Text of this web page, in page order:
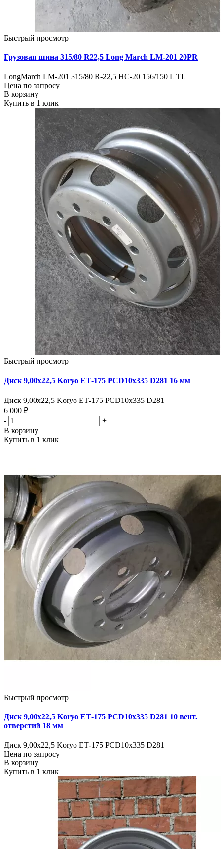
Быстрый просмотр
Грузовая шина 315/80 R22,5 Long March LM-201 20PR
LongMarch LM-201 315/80 R-22,5 HC-20 156/150 L TL
Цена по запросу
В корзину
Купить в 1 клик
Быстрый просмотр
Диск 9,00х22,5 Koryo ЕТ-175 PCD10x335 D281 16 мм
Диск 9,00х22,5 Koryo ЕТ-175 PCD10x335 D281
6 000 ₽
-
+
В корзину
Купить в 1 клик
Быстрый просмотр
Диск 9,00х22,5 Koryo ЕТ-175 PCD10x335 D281 10 вент.
отверстий 18 мм
Диск 9,00х22,5 Koryo ЕТ-175 PCD10x335 D281
Цена по запросу
В корзину
Купить в 1 клик